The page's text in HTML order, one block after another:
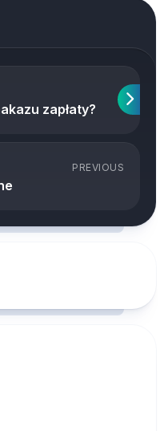
zapłaty?
PREVIOUS